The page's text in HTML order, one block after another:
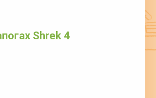
Shrek 4